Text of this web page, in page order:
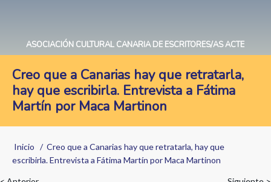
ASOCIACIÓN CULTURAL CANARIA DE ESCRITORES/AS ACTE
Creo que a Canarias hay que retratarla,
hay que escribirla. Entrevista a Fátima
Martín por Maca Martinon
Sobrescribir
enlaces
Inicio
Creo que a Canarias hay que retratarla, hay que
escribirla. Entrevista a Fátima Martín por Maca Martinon